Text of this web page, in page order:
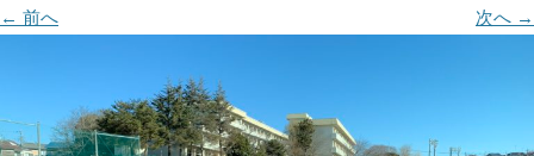
← 前へ 次へ →